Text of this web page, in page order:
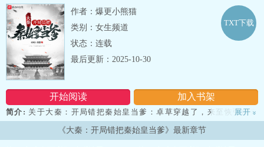
作者：爆更小熊猫
类别：女生频道
状态：连载
开始阅读 加入书架
TXT下载
最后更新：2025-10-30
简介: 关于大秦：开局错把秦始皇当爹：卓草穿越了，来至恢弘的秦
朝。素未谋面的便宜老爹，来信说要回家。这一年秦始皇泰山封禅结
束，返回咸阳。路过泾阳，却被卓草误认成便宜老爹。“呦，这不是老
展开 »
《大秦：开局错把秦始皇当爹》最新章节